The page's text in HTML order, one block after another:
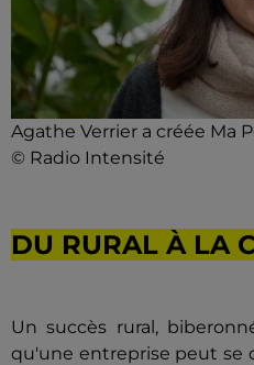
Agathe Verrier a créée Ma
© Radio Intensité
DU RURAL À LA
Un succès rural,
qu'une entreprise peut se